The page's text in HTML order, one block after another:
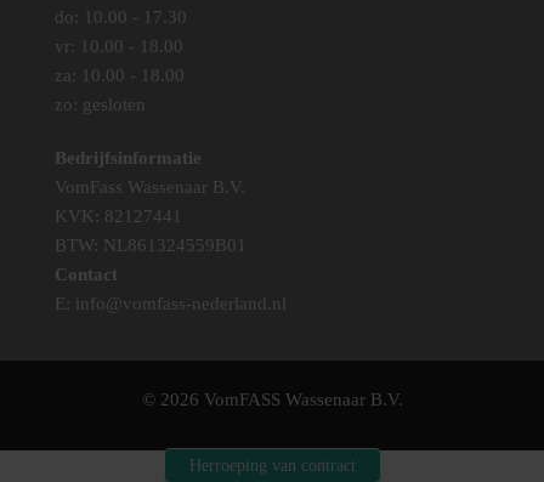
do: 10.00 - 17.30
vr: 10.00 - 18.00
za: 10.00 - 18.00
zo: gesloten
Bedrijfsinformatie
VomFass Wassenaar B.V.
KVK: 82127441
BTW: NL861324559B01
Contact
E: info@vomfass-nederland.nl
© 2026 VomFASS Wassenaar B.V.
Herroeping van contract